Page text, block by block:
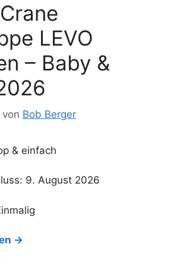
LEVO
– Baby &
von Bob Berger
einfach
9. August 2026
→